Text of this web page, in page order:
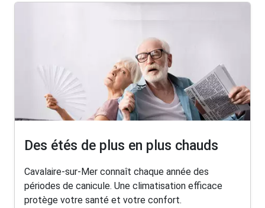
Des étés de plus en plus chauds
Cavalaire-sur-Mer connaît chaque année des
périodes de canicule. Une climatisation efficace
protège votre santé et votre confort.